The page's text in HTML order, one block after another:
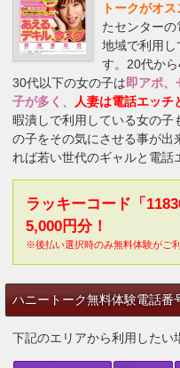
トークがオス
たセンター
地域で利用し
す。20代か
30代以下の女の子は即アポ、
子が多く 、 人妻は電話エッチ
暇潰しで利用している女の
の子をその気にさせる事が出
れば若い世代のギャルと電話
ラッキーコード「
5,000円分！
※後払い選択時のみ無料体験がご
ハニートーク無料体験電話番
下記のエリアから利用したい